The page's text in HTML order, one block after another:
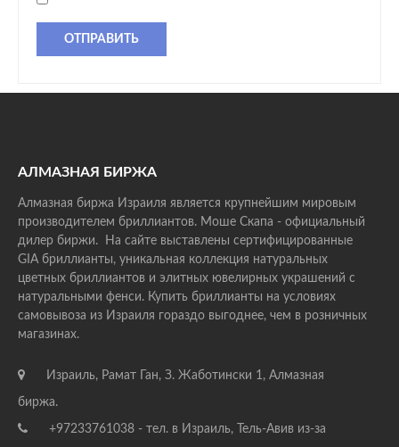
ОТПРАВИТЬ
АЛМАЗНАЯ БИРЖА
Алмазная биржа Израиля является крупнейшим мировым
производителем бриллиантов. Моше Скапа - официальный
дилер биржи. На сайте выставлены сертифицированные
GIA бриллианты, уникальная коллекция натуральных
цветных бриллиантов и элитных ювелирных украшений с
натуральными фенси. Купить бриллианты на условиях
самовывоза из Израиля гораздо выгоднее, чем в розничных
магазинах.
Израиль, Рамат Ган, З. Жаботински 1, Алмазная
биржа.
+97233761038 - тел. в Израиль, Тель-Авив из-за